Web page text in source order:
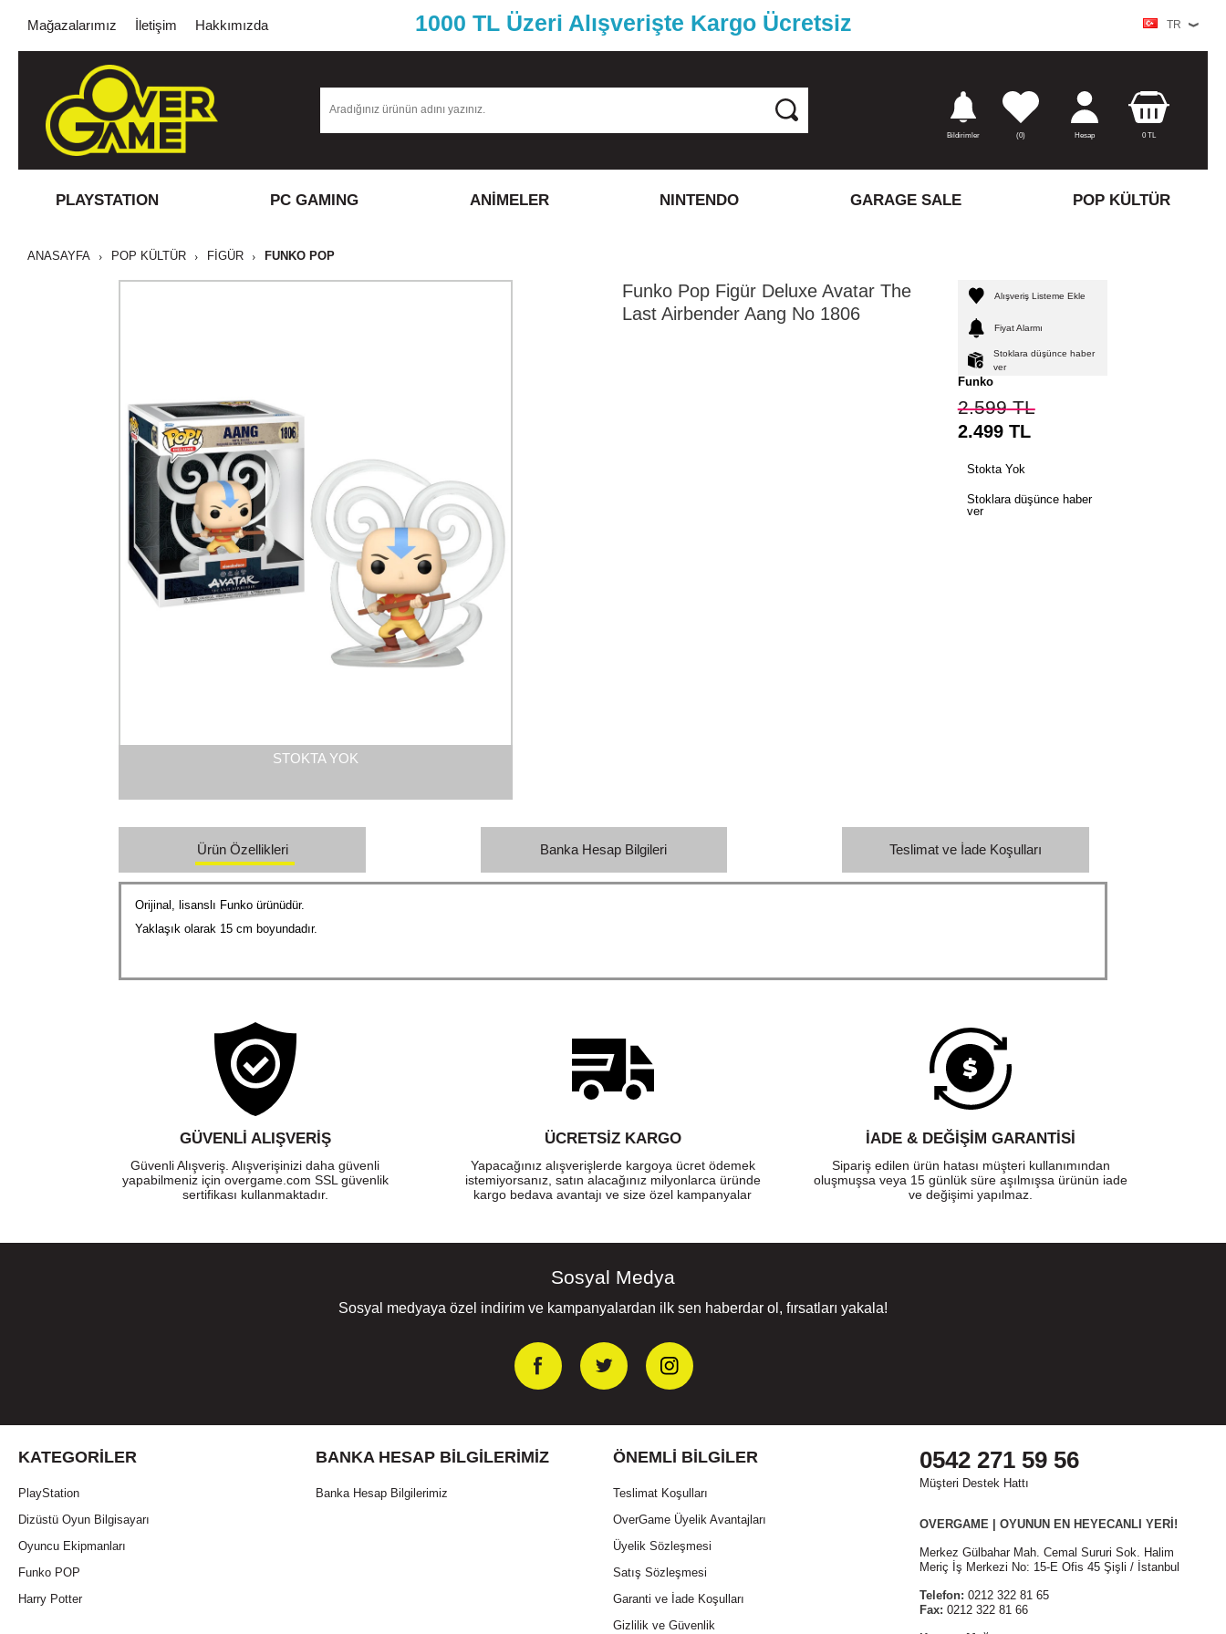
Mağazalarımız İletişim Hakkımızda 1000 TL Üzeri Alışverişte Kargo Ücretsiz TR
Bildirimler (0) Hesap 0TL
PLAYSTATION PC GAMING ANİMELER NINTENDO GARAGE SALE POP KÜLTÜR
ANASAYFA POP KÜLTÜR FİGÜR FUNKO POP
STOKTA YOK
Funko Pop Figür Deluxe Avatar The
Last Airbender Aang No 1806
Alışveriş Listeme Ekle
Fiyat Alarmı
Stoklara düşünce haber
ver
Funko
2.599TL
2.499TL
Stokta Yok
Stoklara düşünce haber
ver
Ürün Özellikleri Banka Hesap Bilgileri Teslimat ve İade Koşulları
Orijinal, lisanslı Funko ürünüdür.
Yaklaşık olarak 15 cm boyundadır.
GÜVENLI ALIŞVERIŞ
Güvenli Alışveriş. Alışverişinizi daha güvenli
yapabilmeniz için overgame.com SSL güvenlik
sertifikası kullanmaktadır.
ÜCRETSIZ KARGO
Yapacağınız alışverişlerde kargoya ücret ödemek
istemiyorsanız, satın alacağınız milyonlarca üründe
kargo bedava avantajı ve size özel kampanyalar
İADE & DEĞİŞİM GARANTİSİ
Sipariş edilen ürün hatası müşteri kullanımından
oluşmuşsa veya 15 günlük süre aşılmışsa ürünün iade
ve değişimi yapılmaz.
Sosyal Medya
Sosyal medyaya özel indirim ve kampanyalardan ilk sen haberdar ol, fırsatları yakala!
KATEGORILER
PlayStation
Dizüstü Oyun Bilgisayarı
Oyuncu Ekipmanları
Funko POP
Harry Potter
BANKA HESAP BILGILERIMIZ
Banka Hesap Bilgilerimiz
ÖNEMLI BILGILER
Teslimat Koşulları
OverGame Üyelik Avantajları
Üyelik Sözleşmesi
Satış Sözleşmesi
Garanti ve İade Koşulları
Gizlilik ve Güvenlik
0542 271 59 56
Müşteri Destek Hattı
OVERGAME | OYUNUN EN HEYECANLI YERİ!
Merkez Gülbahar Mah. Cemal Sururi Sok. Halim
Meriç İş Merkezi No: 15-E Ofis 45 Şişli / İstanbul
Telefon: 0212 322 81 65
Fax: 0212 322 81 66